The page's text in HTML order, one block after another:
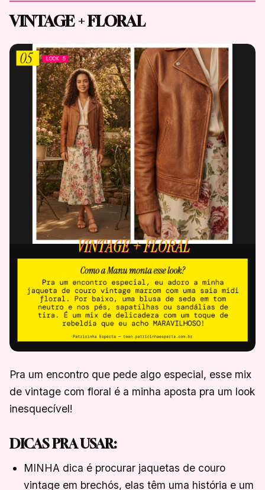
VINTAGE + FLORAL
Pra um encontro que pede algo especial, esse mix
de vintage com floral é a minha aposta pra um look
inesquecível!
DICAS PRA USAR:
MINHA dica é procurar jaquetas de couro
vintage em brechós, elas têm uma história e um